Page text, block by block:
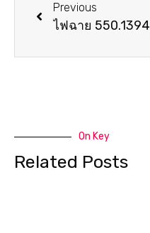
Previous
ไฟฉาย 550.1394
On Key
Related Posts